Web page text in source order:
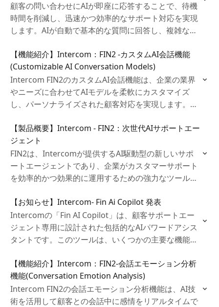
顧客の問い合わせにAIが即座に応答することで、待機
時間を削減し、迅速かつ効率的なサポート対応を実現
します。AIが自動で基本的な質問に回答し、複雑な案
ントの負担が軽減され、顧客満足度の向上に貢献しま
す。
【機能紹介】Intercom：FIN2 -カスタムAI会話機能
(Customizable AI Conversation Models)
Intercom FIN2のカスタムAI会話機能は、企業の業界
やニーズに合わせてAIモデルを柔軟にカスタマイズ
し、パーソナライズされた顧客対応を実現します。迅
を軽減し、効率的なサポートを提供します。
【製品概要】Intercom - FIN2：次世代AIサポートエー
ジェント
FIN2は、Intercomが提供するAI駆動型の新しいサポ
ートエージェントであり、企業がカスタマーサポート
を効率的かつ効果的に運用するための強力なツールで
化し、問い合わせの迅速な解決をサポートします。
【お知らせ】Intercom- Fin Ai Copilot 発表
Intercomの「Fin AI Copilot」は、顧客サポートエー
ジェント専用に設計された包括的なAIパワードアシス
タントです。このツールは、いくつかの主要な機能を
に向上させます。
【機能紹介】Intercom：FIN2‐会話エモーション分析
機能(Conversation Emotion Analysis)
Intercom FIN2の会話エモーション分析機能は、AI技
術を活用して顧客との会話中に感情をリアルタイムで